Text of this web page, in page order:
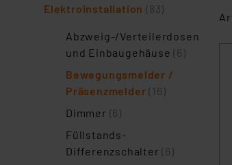
Elektroinstallation (83)
Abzweig-/Verteilerdosen
und Einbaugehäuse(6)
Bewegungsmelder /
Präsenzmelder(16)
Dimmer (6)
Füllstands-
Differenzschalter(6)